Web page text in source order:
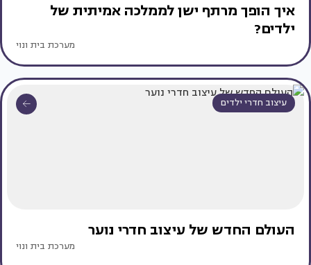
איך הופך מרתף ישן לממלכה אמיתית של
ילדים?
מערכת בית ונוי
עיצוב חדרי ילדים
העולם החדש של עיצוב חדרי נוער
מערכת בית ונוי